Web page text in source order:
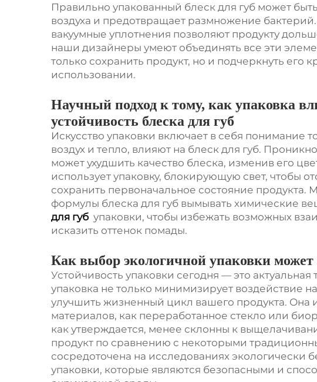
Правильно упакованный блеск для губ может
воздуха и предотвращает размножение
вакуумные уплотнения позволяют продукту
наши дизайнеры умеют объединять все эти
только сохранить продукт, но и подчеркнуть его
использовании.
Научный подход к тому, как упаковка
устойчивость блеска для губ
Искусство упаковки включает в себя понимание
воздух и тепло, влияют на блеск для губ.
может ухудшить качество блеска, изменив его
использует упаковку, блокирующую свет, чтобы
сохранить первоначальное состояние продукта.
формулы блеска для губ вымывать химические
для губ упаковки, чтобы избежать возможных
исказить оттенок помады.
Как выбор экологичной упаковки
Устойчивость упаковки сегодня — это актуальная
упаковка не только минимизирует воздействие
улучшить жизненный цикл вашего продукта. Она
материалов, как переработанное стекло или
как утверждается, менее склонны к
продукт по сравнению с некоторыми
сосредоточена на исследованиях экологически
упаковки, которые являются безопасными и